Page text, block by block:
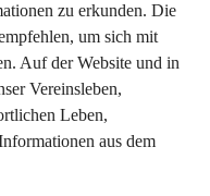
zu erkunden. Die
um sich mit
Auf der Website und in
Vereinsleben,
Leben,
aus dem